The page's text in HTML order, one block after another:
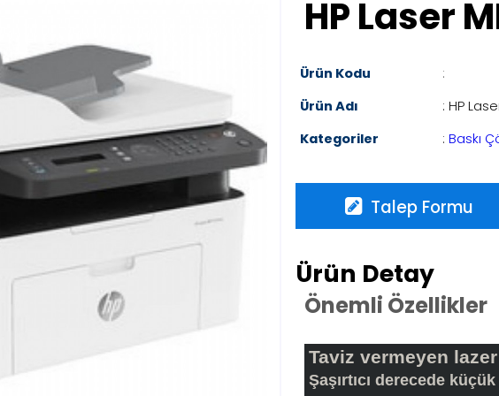
HP Laser
Ürün Kodu
:
Ürün Adı
: HP
Kategoriler
: Baskı
Talep Formu
Ürün Detay
Önemli Özellikler
Taviz vermeyen
Şaşırtıcı derecede